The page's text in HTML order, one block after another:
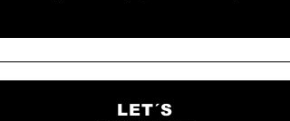
LET´S